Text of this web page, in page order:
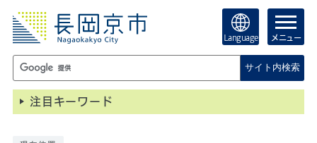
Language メニュー
サイト内検索
注目キーワード